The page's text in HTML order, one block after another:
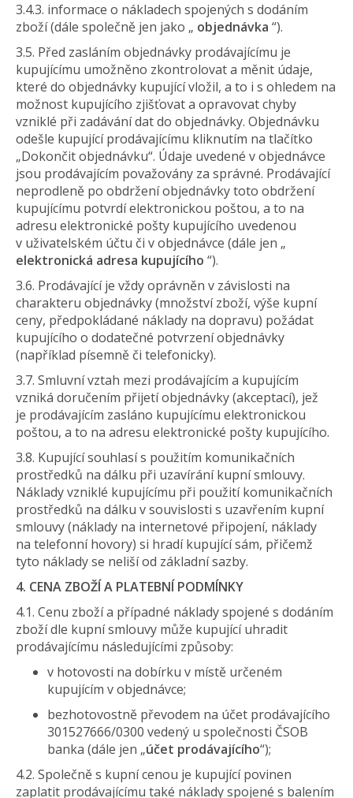
3.4.3. informace o nákladech spojených s dodáním
zboží (dále společně jen jako „ objednávka “).
3.5. Před zasláním objednávky prodávajícímu je
kupujícímu umožněno zkontrolovat a měnit údaje,
které do objednávky kupující vložil, a to i s ohledem na
možnost kupujícího zjišťovat a opravovat chyby
vzniklé při zadávání dat do objednávky. Objednávku
odešle kupující prodávajícímu kliknutím na tlačítko
„Dokončit objednávku“. Údaje uvedené v objednávce
jsou prodávajícím považovány za správné. Prodávající
neprodleně po obdržení objednávky toto obdržení
kupujícímu potvrdí elektronickou poštou, a to na
adresu elektronické pošty kupujícího uvedenou
v uživatelském účtu či v objednávce (dále jen „
elektronická adresa kupujícího “).
3.6. Prodávající je vždy oprávněn v závislosti na
charakteru objednávky (množství zboží, výše kupní
ceny, předpokládané náklady na dopravu) požádat
kupujícího o dodatečné potvrzení objednávky
(například písemně či telefonicky).
3.7. Smluvní vztah mezi prodávajícím a kupujícím
vzniká doručením přijetí objednávky (akceptací), jež
je prodávajícím zasláno kupujícímu elektronickou
poštou, a to na adresu elektronické pošty kupujícího.
3.8. Kupující souhlasí s použitím komunikačních
prostředků na dálku při uzavírání kupní smlouvy.
Náklady vzniklé kupujícímu při použití komunikačních
prostředků na dálku v souvislosti s uzavřením kupní
smlouvy (náklady na internetové připojení, náklady
na telefonní hovory) si hradí kupující sám, přičemž
tyto náklady se neliší od základní sazby.
4. CENA ZBOŽÍ A PLATEBNÍ PODMÍNKY
4.1. Cenu zboží a případné náklady spojené s dodáním
zboží dle kupní smlouvy může kupující uhradit
prodávajícímu následujícími způsoby:
v hotovosti na dobírku v místě určeném
kupujícím v objednávce;
bezhotovostně převodem na účet prodávajícího
301527666/0300 vedený u společnosti ČSOB
banka (dále jen „účet prodávajícího“);
4.2. Společně s kupní cenou je kupující povinen
zaplatit prodávajícímu také náklady spojené s balením